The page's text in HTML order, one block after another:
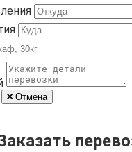
Отмена